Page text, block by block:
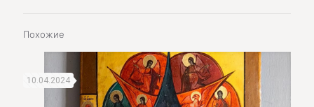
Похожие
10.04.2024